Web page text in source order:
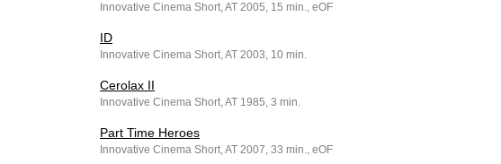
Innovative Cinema Short, AT 2005, 15 min., eOF
ID
Innovative Cinema Short, AT 2003, 10 min.
Cerolax II
Innovative Cinema Short, AT 1985, 3 min.
Part Time Heroes
Innovative Cinema Short, AT 2007, 33 min., eOF